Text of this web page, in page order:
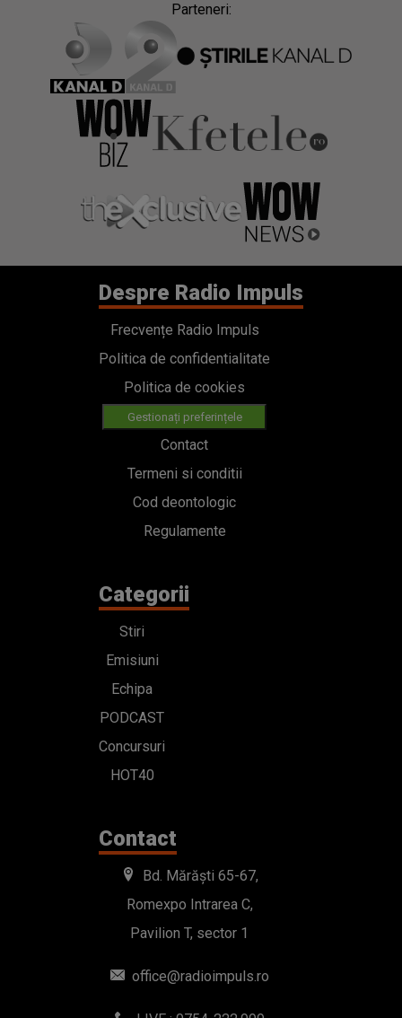
Parteneri:
Despre Radio Impuls
Frecvențe Radio Impuls
Politica de confidentialitate
Politica de cookies
Gestionați preferințele
Contact
Termeni si conditii
Cod deontologic
Regulamente
Categorii
Stiri
Emisiuni
Echipa
PODCAST
Concursuri
HOT40
Contact
Bd. Mărăști 65-67,
Romexpo Intrarea C,
Pavilion T, sector 1
office@radioimpuls.ro